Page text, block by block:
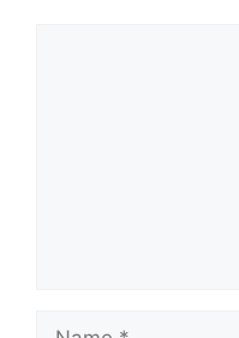
Name